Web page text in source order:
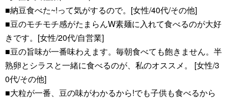
■納豆食べた~!って気がするので。[女性/40代/その他]
■豆のモチモチ感がたまらんW素麺に入れて食べるのが大好
きです。[女性/20代/自営業]
■豆の旨味が一番味わえます。毎朝食べても飽きません。半
熟卵とシラスと一緒に食べるのが、私のオススメ。 [女性/3
0代/その他]
■大粒が一番、豆の味がわかるから!でも子供も食べるから